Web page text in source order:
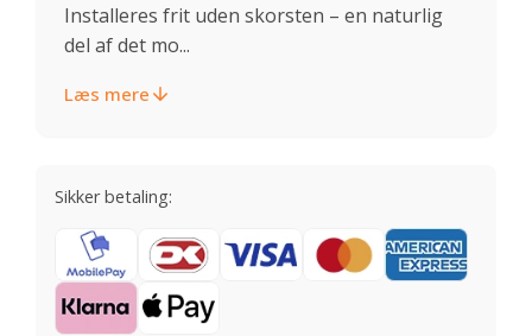
Installeres frit uden skorsten – en naturlig
del af det mo...
Læs mere
Sikker betaling: